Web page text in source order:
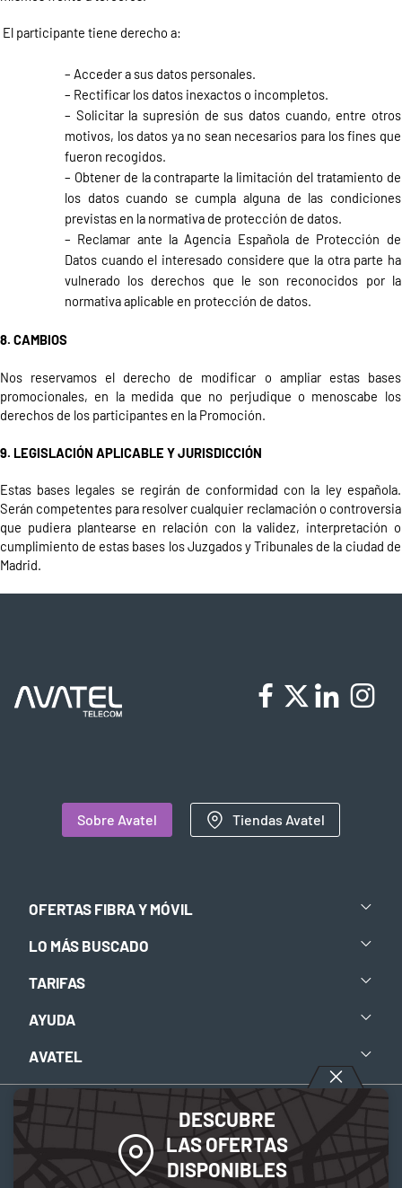
DESCUBRE
LAS OFERTAS
DISPONIBLES
El participante tiene derecho a:
– Acceder a sus datos personales.
– Rectificar los datos inexactos o incompletos.
– Solicitar la supresión de sus datos cuando, entre otros
motivos, los datos ya no sean necesarios para los fines que
fueron recogidos.
– Obtener de la contraparte la limitación del tratamiento de
los datos cuando se cumpla alguna de las condiciones
previstas en la normativa de protección de datos.
– Reclamar ante la Agencia Española de Protección de
Datos cuando el interesado considere que la otra parte ha
vulnerado los derechos que le son reconocidos por la
normativa aplicable en protección de datos.
8. CAMBIOS
Nos reservamos el derecho de modificar o ampliar estas bases
promocionales, en la medida que no perjudique o menoscabe los
derechos de los participantes en la Promoción.
9. LEGISLACIÓN APLICABLE Y JURISDICCIÓN
Estas bases legales se regirán de conformidad con la ley española.
Serán competentes para resolver cualquier reclamación o controversia
que pudiera plantearse en relación con la validez, interpretación o
cumplimiento de estas bases los Juzgados y Tribunales de la ciudad de
Madrid.
Sobre Avatel Tiendas Avatel
OFERTAS FIBRA Y MÓVIL
LO MÁS BUSCADO
TARIFAS
AYUDA
AVATEL
Política de privacidad-Política de Cookies
© 2026 Avatel Telecom. Todos los derechos reservados.